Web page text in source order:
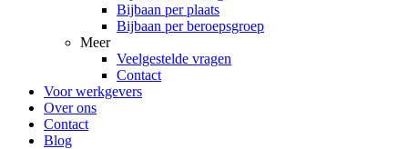
Bijbaan per plaats
Bijbaan per beroepsgroep
Meer
Veelgestelde vragen
Contact
Voor werkgevers
Over ons
Contact
Blog